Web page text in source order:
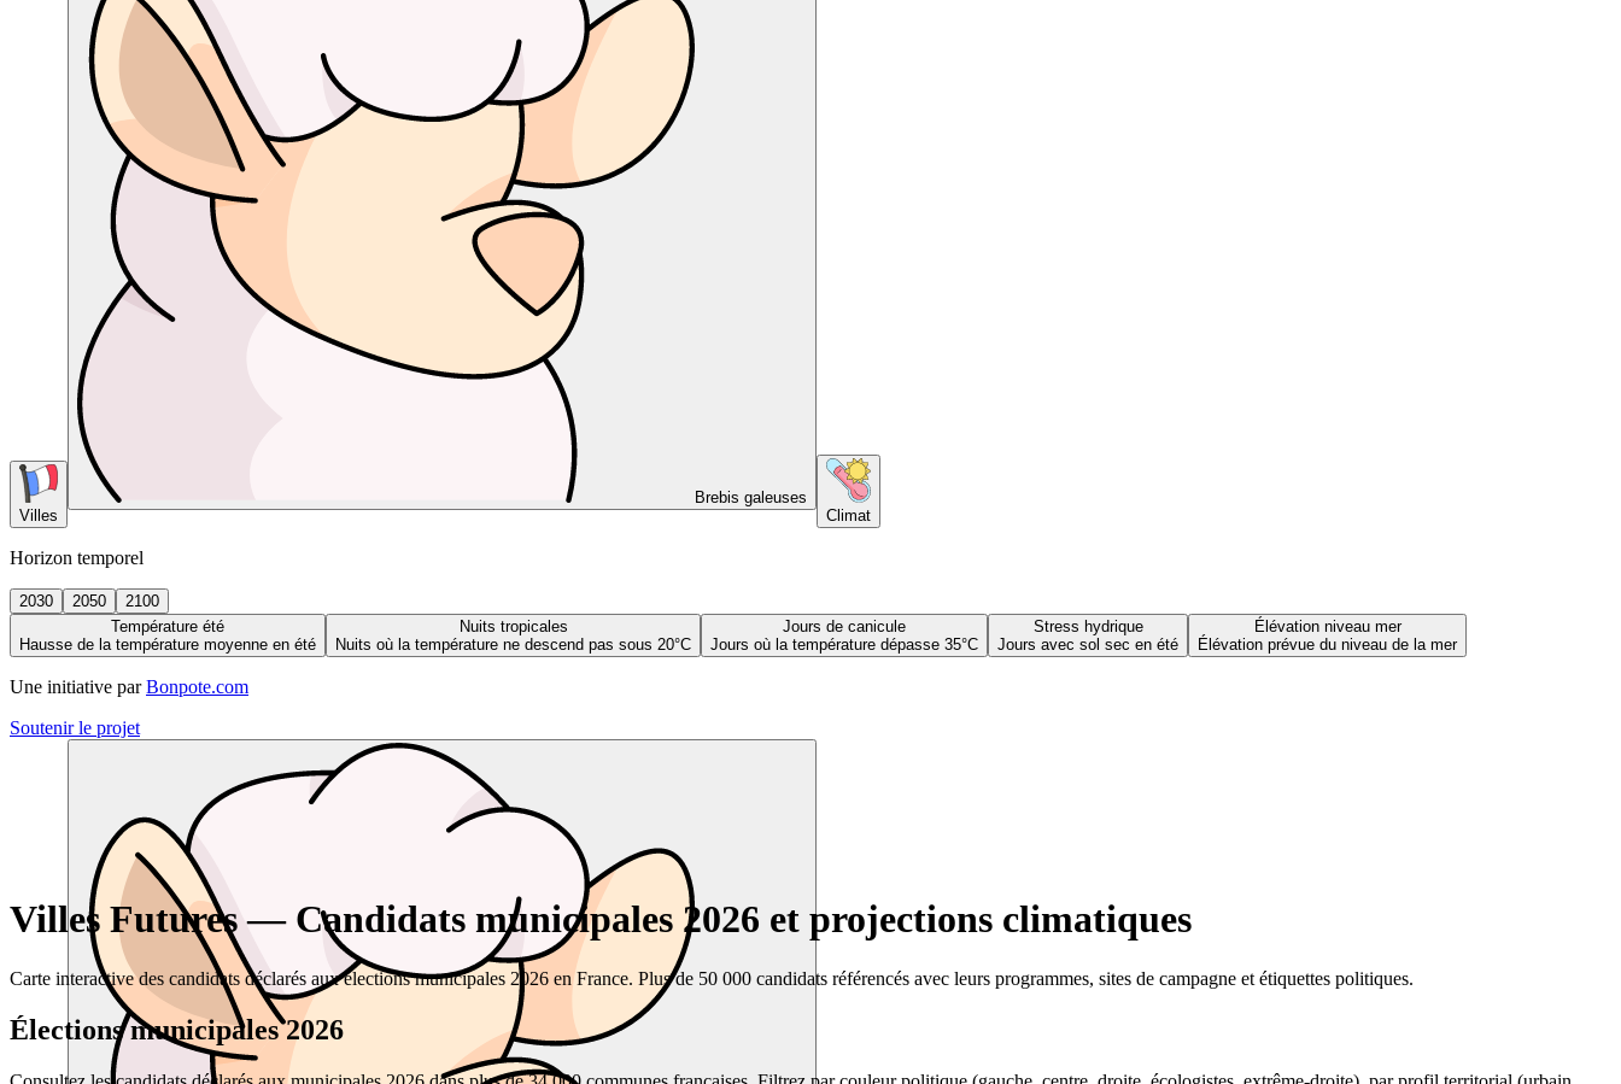
Villes
Brebis galeuses
Climat
Horizon temporel
2030 2050
2100
Température été
Hausse de la température moyenne en été
Nuits tropicales
Nuits où la température ne descend pas sous 20°C
Jours de canicule
Jours où la température dépasse 35°C
Stress hydrique
Jours avec sol sec en été
Élévation niveau mer
Élévation prévue du niveau de la mer
Une initiative par Bonpote.com
Soutenir le projet
Villes Futures — Candidats municipales 2026 et projections climatiques
Carte interactive des candidats déclarés aux élections municipales 2026 en France. Plus de 50 000 candidats référencés avec leurs programmes, sites de campagne et étiquettes politiques.
Élections municipales 2026